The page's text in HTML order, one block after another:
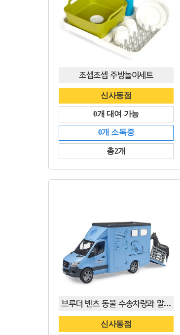
조셉조셉 주방놀이세트
신사동점
0개 대여 가능
0개 소독중
총2개
브루더 벤츠 동물 수송차량과 말피규어
신사동점